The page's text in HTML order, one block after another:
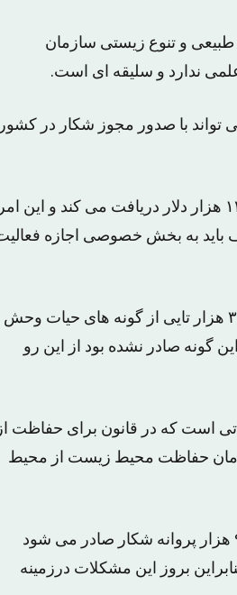
و تنوع زیستی سازمان
ندارد و سلیقه ای است.
با صدور مجوز شکار در کشور
وی ادامه داد: سازمان حفاظت محیط زیست برای هر شکار تروفه ۱۲ هزار دلار دریافت می کند و این امر
باید به بخش خصوصی اجازه
وی با انتقاد از این تفکر که شکارچی قاتل است، گفت: یک جمعیت ۳۰ هزار تایی از گونه های حیات وحش
گونه صادر نشده بود از این رو
است که در قانون برای حفاظت از
حفاظت محیط زیست از محیط
وی گفت: در کشورهایی مانند فنلاند و سوئد به ترتیب سالانه ۷۴ و ۹۶ هزار پروانه شکار صادر می شود
بروز این مشکلات درزمینه